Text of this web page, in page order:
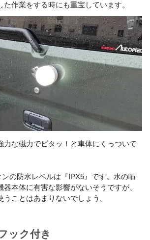
作業をする時にも重宝しています。
力な磁力でビタッ！と車体にくっついて
の防水レベルは『IPX5』です。水の噴
本体に有害な影響がないそうですが、
うことはあまりないでしょう。
ック付き